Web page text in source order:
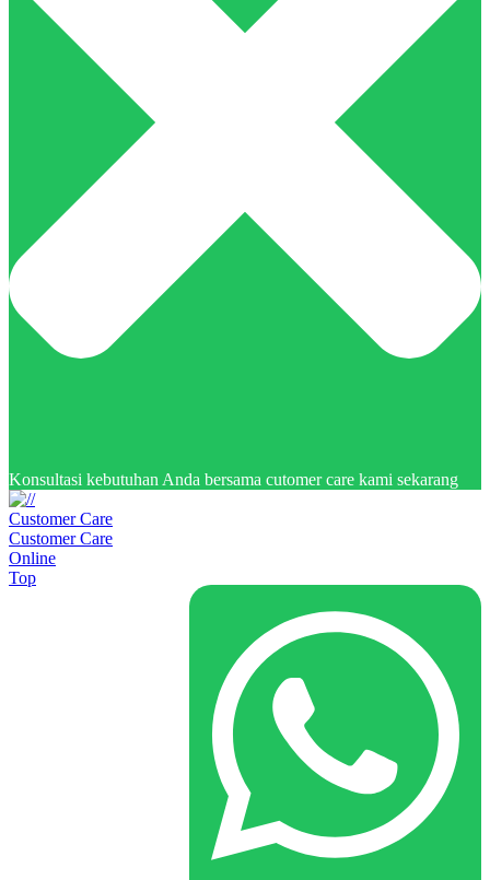
Konsultasi kebutuhan Anda bersama cutomer care kami sekarang
Customer Care
Customer Care
Online
Top